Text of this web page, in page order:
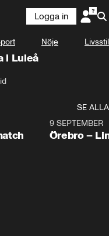
Logga in
Nöje Livsstil
i Luleå
SE ALLA
Plus
9 SEPTEMBER
Örebro –